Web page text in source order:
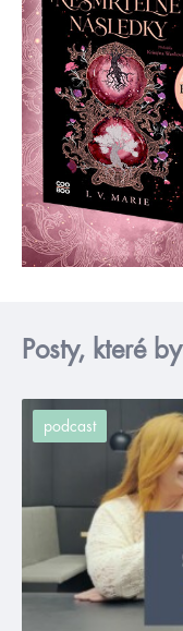
Posty, které
podcast